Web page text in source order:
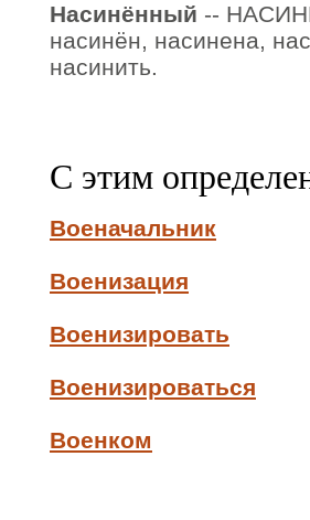
Насинённый --
насинён, насинена,
насинить.
С этим
Военачальник
Военизация
Военизировать
Военизироваться
Военком